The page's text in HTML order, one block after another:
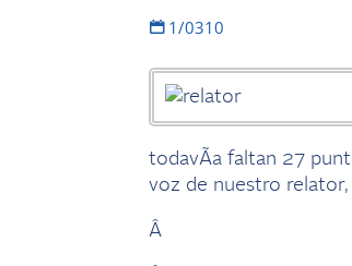
1/0310
todavÃ­a faltan 27
voz de nuestro
Â